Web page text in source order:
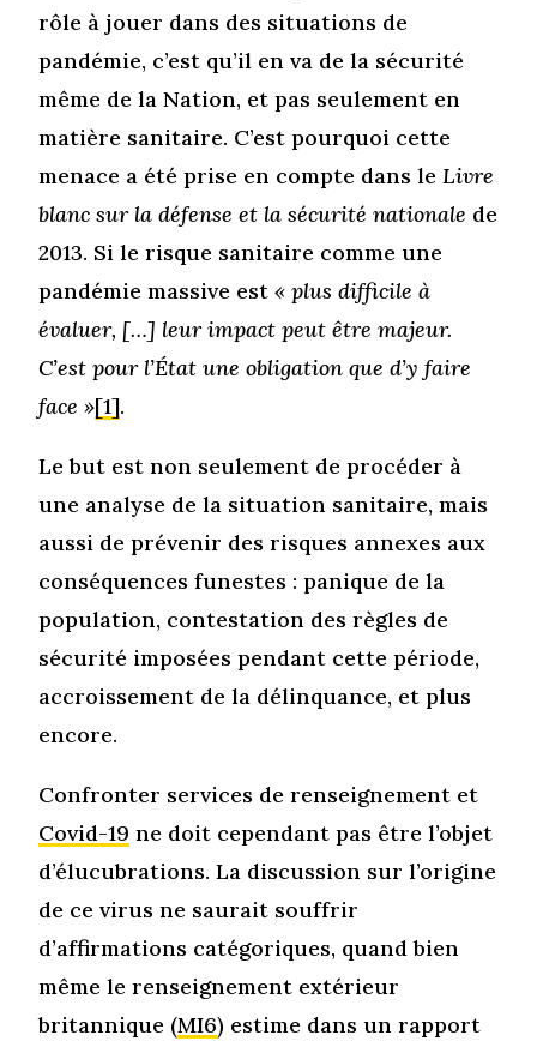
rôle à jouer dans des situations de
pandémie, c’est qu’il en va de la sécurité
même de la Nation, et pas seulement en
matière sanitaire. C’est pourquoi cette
menace a été prise en compte dans leLivre
blanc sur la défense et la sécurité nationale de
2013. Si le risque sanitaire comme une
pandémie massive est« plus difficile à
évaluer, […] leur impact peut être majeur.
C’est pour l’État une obligation que d’y faire
face »[1].
Le but est non seulement de procéder à
une analyse de la situation sanitaire, mais
aussi de prévenir des risques annexes aux
conséquences funestes : panique de la
population, contestation des règles de
sécurité imposées pendant cette période,
accroissement de la délinquance, et plus
encore.
Confronter services de renseignement et
Covid-19 ne doit cependant pas être l’objet
d’élucubrations. La discussion sur l’origine
de ce virus ne saurait souffrir
d’affirmations catégoriques, quand bien
même le renseignement extérieur
britannique (MI6) estime dans un rapport